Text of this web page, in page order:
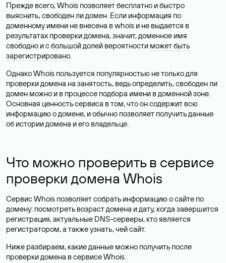
Прежде всего, Whois позволяет бесплатно и быстро
выяснить, свободен ли домен. Если информация по
доменному имени не внесена в whois и не выдается в
результатах проверки домена, значит, доменное имя
свободно и с большой долей вероятности может быть
зарегистрировано.
Однако Whois пользуется популярностью не только для
проверки домена на занятость, ведь определить, свободен ли
домен можно и в процессе подбора имени в доменной зоне.
Основная ценность сервиса в том, что он содержит всю
информацию о домене, и обычно позволяет получить данные
об истории домена и его владельце.
Что можно проверить в сервисе
проверки домена Whois
Сервис Whois позволяет собрать информацию о сайте по
домену: посмотреть возраст домена и дату, когда завершится
регистрация, актуальные DNS-серверы, кто является
регистратором, а также узнать, чей сайт.
Ниже разбираем, какие данные можно получить после
проверки домена в сервисе Whois.